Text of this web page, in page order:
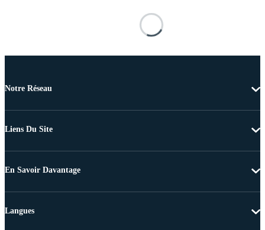
Notre Réseau
Liens Du Site
En Savoir Davantage
Langues